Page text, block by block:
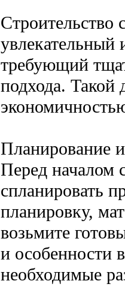
Строительство
увлекательный
требующий
подхода. Такой
Планирование
Перед началом
спланировать
планировку,
возьмите
и особенности
необходимые